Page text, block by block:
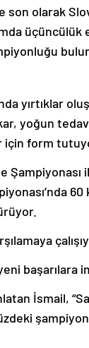
olarak
yırtıklar
yoğun
için form
başarılara
İsmail,